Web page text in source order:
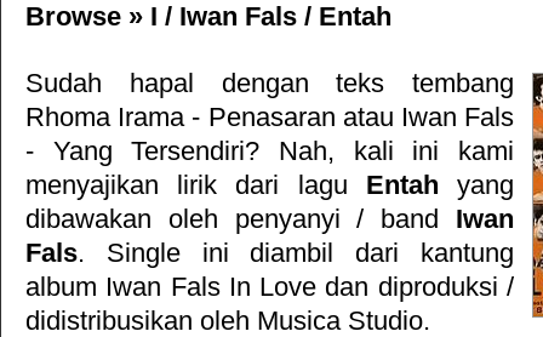
Browse » I / Iwan Fals / Entah
Sudah hapal dengan teks tembang
Rhoma Irama - Penasaran atau Iwan Fals
- Yang Tersendiri? Nah, kali ini kami
menyajikan lirik dari lagu Entah yang
dibawakan oleh penyanyi / band Iwan
Fals. Single ini diambil dari kantung
album Iwan Fals In Love dan diproduksi /
didistribusikan oleh Musica Studio.